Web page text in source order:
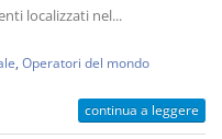
localizzati nel...
Operatori del mondo
continua a leggere